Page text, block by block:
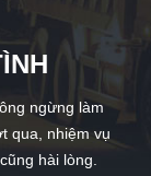
ngừng làm
qua, nhiệm vụ
hài lòng.